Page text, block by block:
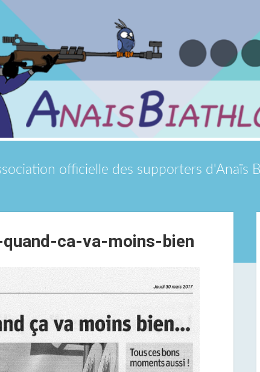
officielle des supporters d'Anaïs
ca-va-moins-bien